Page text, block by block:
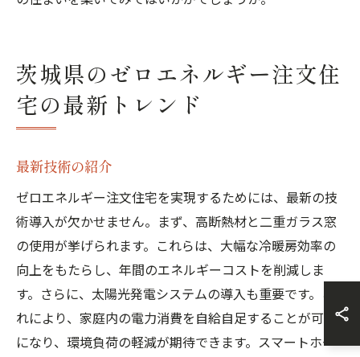
茨城県のゼロエネルギー注文住
宅の最新トレンド
最新技術の紹介
ゼロエネルギー注文住宅を実現するためには、最新の技
術導入が欠かせません。まず、高断熱材と二重ガラス窓
の使用が挙げられます。これらは、大幅な冷暖房効率の
向上をもたらし、年間のエネルギーコストを削減しま
す。さらに、太陽光発電システムの導入も重要です。こ
れにより、家庭内の電力消費を自給自足することが可能
になり、環境負荷の軽減が期待できます。スマートホー